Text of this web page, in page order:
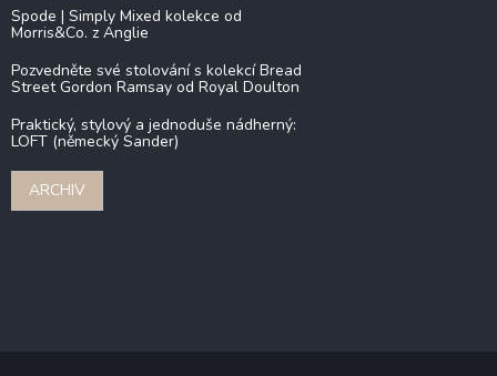
Spode | Simply Mixed kolekce od
Morris&Co. z Anglie
Pozvedněte své stolování s kolekcí Bread
Street Gordon Ramsay od Royal Doulton
Praktický, stylový a jednoduše nádherný:
LOFT (německý Sander)
ARCHIV